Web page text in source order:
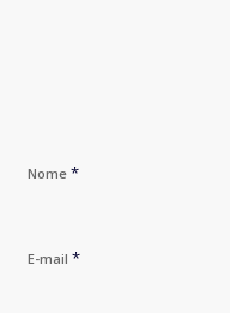
Nome *
E-mail *